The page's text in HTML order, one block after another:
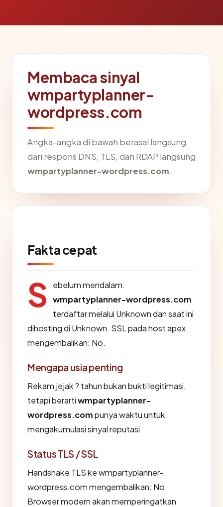
Membaca sinyal
wmpartyplanner-
wordpress.com
Angka-angka di bawah berasal langsung
dari respons DNS, TLS, dan RDAP langsung
wmpartyplanner-wordpress.com.
Fakta cepat
S
ebelum mendalam:
wmpartyplanner-wordpress.com
terdaftar melalui Unknown dan saat ini
dihosting di Unknown. SSL pada host apex
mengembalikan: No.
Mengapa usia penting
Rekam jejak ? tahun bukan bukti legitimasi,
tetapi berartiwmpartyplanner-
wordpress.compunya waktu untuk
mengakumulasi sinyal reputasi.
Status TLS / SSL
Handshake TLS ke wmpartyplanner-
wordpress.com mengembalikan: No.
Browser modern akan memperingatkan